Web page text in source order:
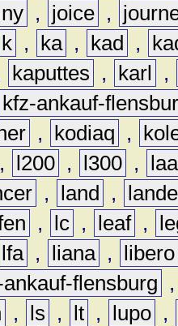
, joice ,
k , ka , kad ,
kaputtes , karl
,
kfz-ankauf-
, kodiaq ,
, l200 , l300 ,
, land ,
, lc , leaf ,
lfa , liana ,
libero
flensburg
, ls , lt , lupo ,